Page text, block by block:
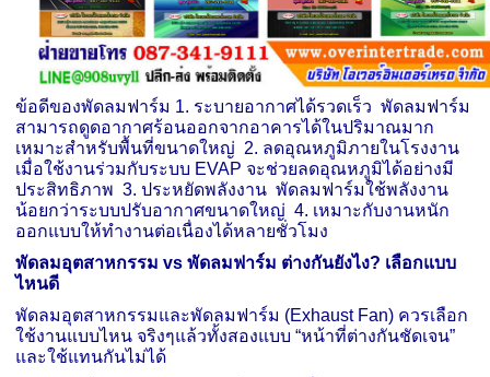
ข้อดีของพัดลมฟาร์ม 1. ระบายอากาศได้รวดเร็ว พัดลมฟาร์ม
สามารถดูดอากาศร้อนออกจากอาคารได้ในปริมาณมาก
เหมาะสำหรับพื้นที่ขนาดใหญ่ 2. ลดอุณหภูมิภายในโรงงาน
เมื่อใช้งานร่วมกับระบบ EVAP จะช่วยลดอุณหภูมิได้อย่างมี
ประสิทธิภาพ 3. ประหยัดพลังงาน พัดลมฟาร์มใช้พลังงาน
น้อยกว่าระบบปรับอากาศขนาดใหญ่ 4. เหมาะกับงานหนัก
ออกแบบให้ทำงานต่อเนื่องได้หลายชั่วโมง
พัดลมอุตสาหกรรมvsพัดลมฟาร์ม ต่างกันยังไง? เลือกแบบ
ไหนดี
พัดลมอุตสาหกรรมและพัดลมฟาร์ม (Exhaust Fan) ควรเลือก
ใช้งานแบบไหน จริงๆแล้วทั้งสองแบบ “หน้าที่ต่างกันชัดเจน”
และใช้แทนกันไม่ได้